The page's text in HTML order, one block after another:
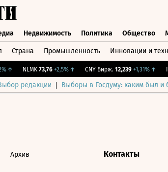
Недвижимость Политика Общество
Страна Промышленность Инновации и
↑ NLMK 73,76 +2,5%↑ CNY Бирж. 12,239 +1,31%↑
редакции Выборы в Госдуму: каким был и
Архив Контакты